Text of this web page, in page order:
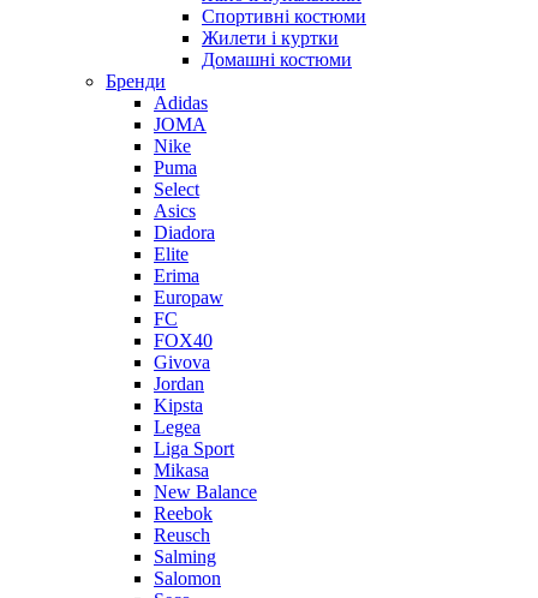
Спортивні костюми
Жилети і куртки
Домашні костюми
Бренди
Adidas
JOMA
Nike
Puma
Select
Asics
Diadora
Elite
Erima
Europaw
FC
FOX40
Givova
Jordan
Kipsta
Legea
Liga Sport
Mikasa
New Balance
Reebok
Reusch
Salming
Salomon